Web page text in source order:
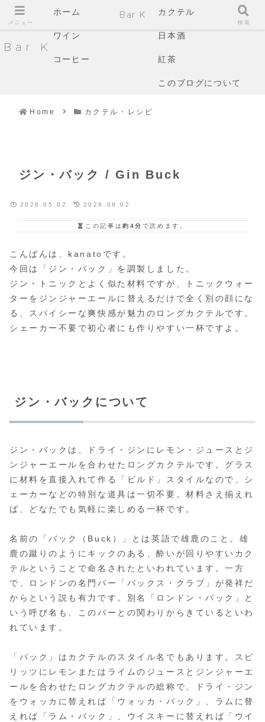
Bar K
ホーム カクテル
ワイン 日本酒
コーヒー 紅茶
このブログについて
Home カクテル・レシピ
ジン・バック / Gin Buck
2026.05.02 2026.08.02
この記事は約4分 で読めます。
こんばんは、kanatoです。
今回は「ジン・バック」を調製しました。
ジン・トニックとよく似た材料ですが、トニックウォー
ターをジンジャーエールに替えるだけで全く別の顔にな
る、スパイシーな爽快感が魅力のロングカクテルです。
シェーカー不要で初心者にも作りやすい一杯ですよ。
ジン・バックについて
ジン・バックは、ドライ・ジンにレモン・ジュースとジ
ンジャーエールを合わせたロングカクテルです。グラス
に材料を直接入れて作る「ビルド」スタイルなので、シ
ェーカーなどの特別な道具は一切不要。材料さえ揃えれ
ば、どなたでも気軽に楽しめる一杯です。
名前の「バック（Buck）」とは英語で雄鹿のこと。雄
鹿の蹴りのようにキックのある、酔いが回りやすいカク
テルということで命名されたといわれています。一方
で、ロンドンの名門バー「バックス・クラブ」が発祥だ
からという説も有力です。別名「ロンドン・バック」と
いう呼び名も、このバーとの関わりからきているといわ
れています。
「バック」はカクテルのスタイル名でもあります。スピ
リッツにレモンまたはライムのジュースとジンジャーエ
ールを合わせたロングカクテルの総称で、ドライ・ジン
をウォッカに替えれば「ウォッカ・バック」、ラムに替
えれば「ラム・バック」、ウイスキーに替えれば「ウイ
メニュー
Bar K
検索